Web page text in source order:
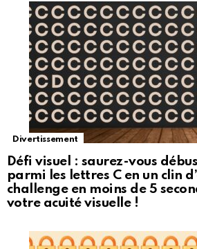
Divertissement
Défi visuel : saurez-vous
parmi les lettres C en un clin
challenge en moins de 5
votre acuité visuelle !